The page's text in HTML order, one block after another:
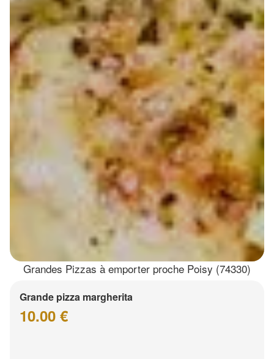
Grandes Pizzas à emporter proche Poisy (74330)
Grande pizza margherita
10.00 €